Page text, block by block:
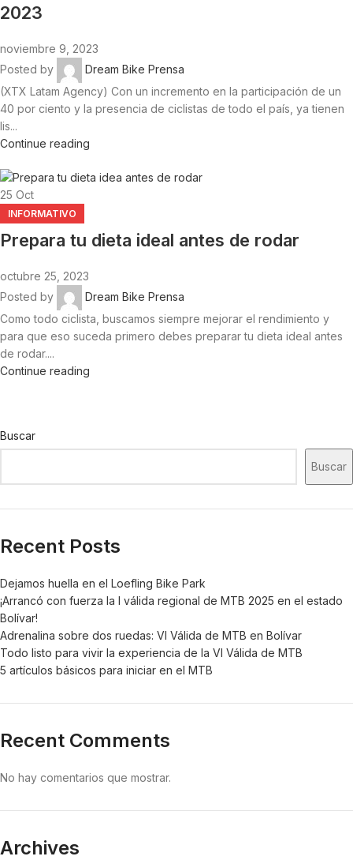
2023
noviembre 9, 2023
Posted by
Dream Bike Prensa
(XTX Latam Agency) Con un incremento en la participación de un
40 por ciento y la presencia de ciclistas de todo el país, ya tienen
lis...
Continue reading
25 Oct
INFORMATIVO
Prepara tu dieta ideal antes de rodar
octubre 25, 2023
Posted by
Dream Bike Prensa
Como todo ciclista, buscamos siempre mejorar el rendimiento y
para que eso suceda primero debes preparar tu dieta ideal antes
de rodar....
Continue reading
Buscar
Buscar
Recent Posts
Dejamos huella en el Loefling Bike Park
¡Arrancó con fuerza la I válida regional de MTB 2025 en el estado
Bolívar!
Adrenalina sobre dos ruedas: VI Válida de MTB en Bolívar
Todo listo para vivir la experiencia de la VI Válida de MTB
5 artículos básicos para iniciar en el MTB
Recent Comments
No hay comentarios que mostrar.
Archives